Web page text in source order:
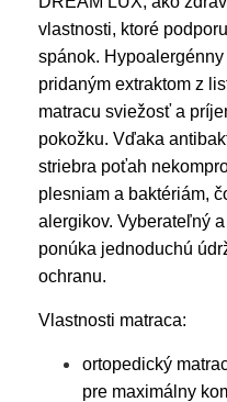
vlastnosti, ktoré
spánok.
pridaným extraktom z
matracu sviežosť a
pokožku. Vďaka
striebra poťah
plesniam a baktériám,
alergikov. Vyberateľný
ponúka jednoduchú
ochranu.
Vlastnosti matraca:
ortopedický
pre maximálny